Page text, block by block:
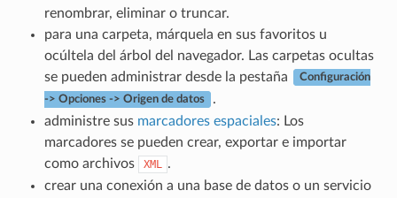
renombrar, eliminar o truncar.
para una carpeta, márquela en sus favoritos u
ocúltela del árbol del navegador. Las carpetas ocultas
se pueden administrar desde la pestaña
Configuración
-> Opciones -> Origen de datos
.
administre sus marcadores espaciales: Los
marcadores se pueden crear, exportar e importar
como archivos
XML .
crear una conexión a una base de datos o un servicio